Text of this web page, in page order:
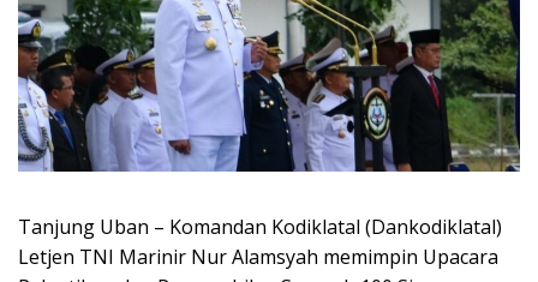
Tanjung Uban – Komandan Kodiklatal (Dankodiklatal)
Letjen TNI Marinir Nur Alamsyah memimpin Upacara